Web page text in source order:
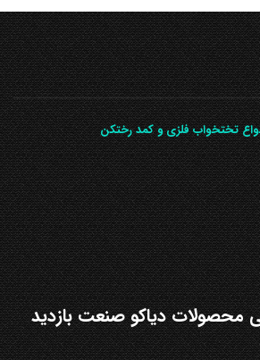
تختخواب فلزی و کمد رختکن
محصولات دیاکو صنعت بازدید